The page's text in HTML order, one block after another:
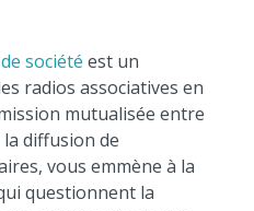
société est un
radios associatives en
mutualisée entre
diffusion de
vous emmène à la
questionnent la